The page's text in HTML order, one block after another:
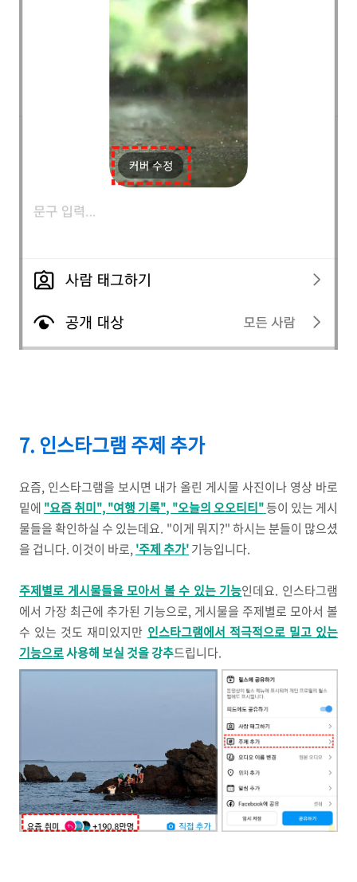
7. 인스타그램 주제 추가
요즘, 인스타그램을 보시면 내가 올린 게시물 사진이나 영상 바로
밑에 "요즘 취미", "여행 기록", "오늘의 오오티티"등이 있는 게시
물들을 확인하실 수 있는데요. "이게 뭐지?" 하시는 분들이 많으셨
을 겁니다. 이것이 바로, '주제 추가'기능입니다.
주제별로 게시물들을 모아서 볼 수 있는 기능인데요. 인스타그램
에서 가장 최근에 추가된 기능으로, 게시물을 주제별로 모아서 볼
수 있는 것도 재미있지만 인스타그램에서 적극적으로 밀고 있는
기능으로사용해 보실 것을 강추드립니다.